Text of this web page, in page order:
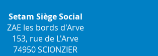
Setam Siège Social
ZAE les bords d'Arve
153, rue de L'Arve
74950 SCIONZIER